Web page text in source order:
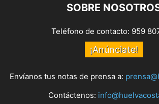
SOBRE
Teléfono de contacto: 959
¡Anúnciate!
Envíanos tus notas de prensa a:
Contáctenos: